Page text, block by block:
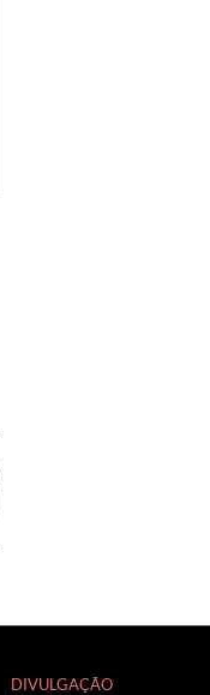
DIVULGAÇÃO